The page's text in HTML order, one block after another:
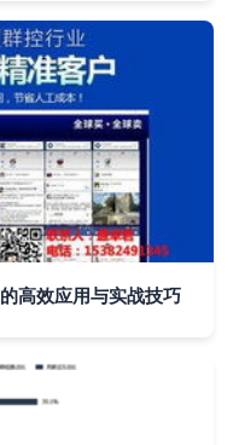
高效应用与实战技巧